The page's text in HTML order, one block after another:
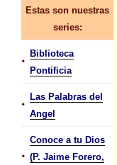
Estas son nuestras
series:
•
Biblioteca
Pontificia
•
Las Palabras del
Angel
•
Conoce a tu Dios
(P. Jaime Forero,